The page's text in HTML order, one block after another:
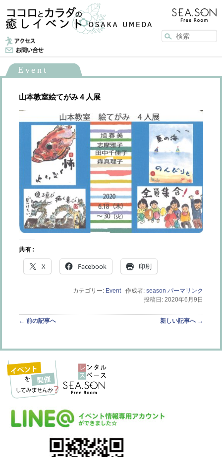
メインコンテンツへ移動
Event
山本教室絵てがみ４人展
共有:
X Facebook 印刷
カテゴリー: Event作成者: season パーマリンク
投稿日: 2020年6月9日
投稿ナビゲーション
← 前の記事へ 新しい記事へ →